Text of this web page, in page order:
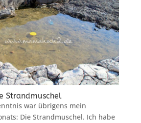
Strandmuschel
war übrigens mein
Die Strandmuschel. Ich habe